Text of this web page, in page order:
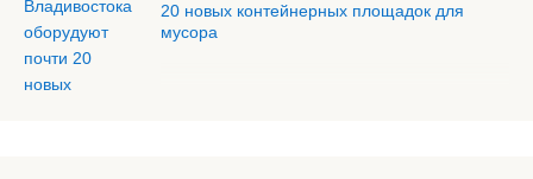
20 новых контейнерных площадок для
мусора